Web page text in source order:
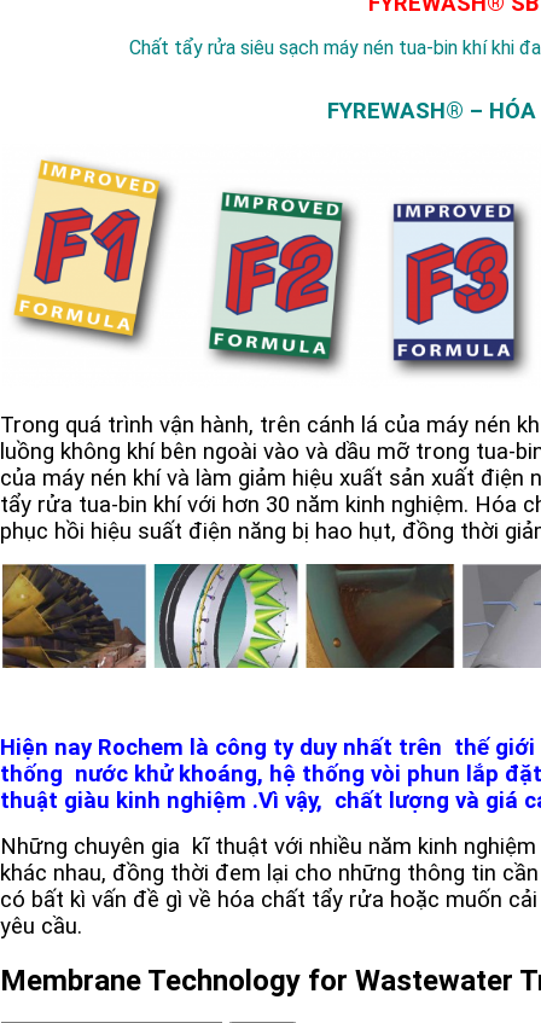
Chất tẩy rửa siêu sạch máy nén tua-bin khí khi
FYREWASH® –
Trong quá trình vận hành, trên cánh lá của máy nén
luồng không khí bên ngoài vào và dầu mỡ trong tua-
của máy nén khí và làm giảm hiệu xuất sản xuất
tẩy rửa tua-bin khí với hơn 30 năm kinh nghiệm. Hóa
phục hồi hiệu suất điện năng bị hao hụt, đồng thời
Hiện nay Rochem là công ty duy nhất trên thế
thống nước khử khoáng, hệ thống vòi phun lắp
thuật giàu kinh nghiệm .Vì vậy, chất lượng và giá
Những chuyên gia kĩ thuật với nhiều năm kinh
khác nhau, đồng thời đem lại cho những thông tin
có bất kì vấn đề gì về hóa chất tẩy rửa hoặc muốn
yêu cầu.
Membrane Technology for Wastewater